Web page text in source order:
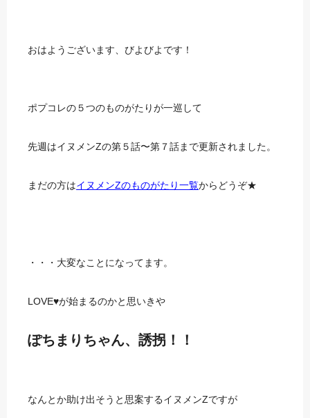
おはようございます、びよびよです！
ポプコレの５つのものがたりが一巡して
先週はイヌメンZの第５話〜第７話まで更新されました。
まだの方はイヌメンZのものがたり一覧からどうぞ★
・・・大変なことになってます。
LOVE♥が始まるのかと思いきや
ぽちまりちゃん、誘拐！！
なんとか助け出そうと思案するイヌメンZですが